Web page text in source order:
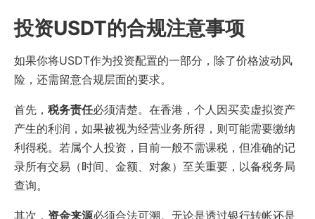
投资USDT的合规注意事项
如果你将USDT作为投资配置的一部分，除了价格波动风
险，还需留意合规层面的要求。
首先， 税务责任必须清楚。在香港，个人因买卖虚拟资产
产生的利润，如果被视为经营业务所得，则可能需要缴纳
利得税。若属个人投资，目前一般不需课税，但准确的记
录所有交易（时间、金额、对象）至关重要，以备税务局
查询。
其次， 资金来源必须合法可溯。无论是透过银行转帐还是